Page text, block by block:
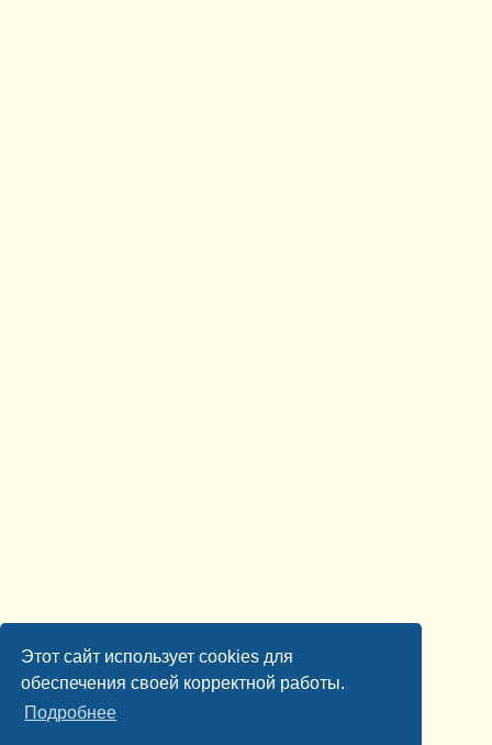
Этот сайт использует cookies для
обеспечения своей корректной работы.
Подробнее